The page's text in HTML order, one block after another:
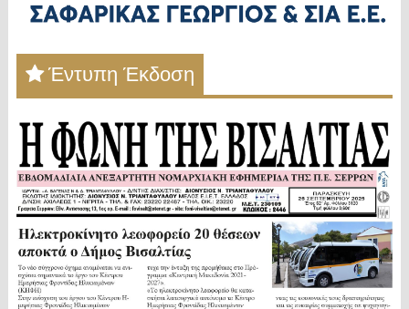
Έντυπη Έκδοση